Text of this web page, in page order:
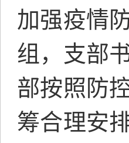
加强疫情
组，支部
部按照防
筹合理安